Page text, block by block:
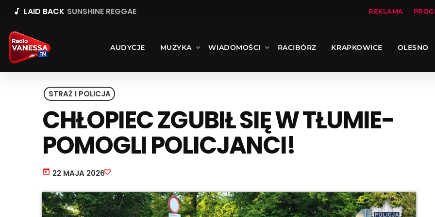
music_note LAID BACK SUNSHINE REGGAE REKLAMA
AUDYCJE MUZYKA WIADOMOŚCI RACIBÓRZ KRAPKOWICE OLESNO
STRAŻ I POLICJA
CHŁOPIEC ZGUBIŁ SIĘ W TŁUMIE-
POMOGLI POLICJANCI!
today 22 MAJA 2026